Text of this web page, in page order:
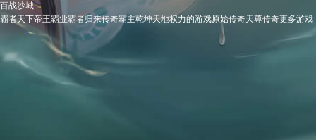
百战沙城
霸者天下帝王霸业霸者归来传奇霸主乾坤天地权力的游戏原始传奇天尊传奇更多游戏